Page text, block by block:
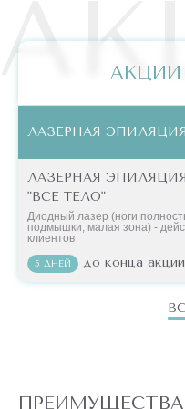
АКЦИИ
ЛАЗЕРНАЯ ЭПИЛЯЦИЯ
ЛАЗЕРНАЯ ЭПИЛЯЦИЯ
"ВСЕ ТЕЛО"
Диодный лазер (ноги
подмышки, малая зона) -
клиентов
5 ДНЕЙ до конца акции
ПРЕИМУЩЕСТВА